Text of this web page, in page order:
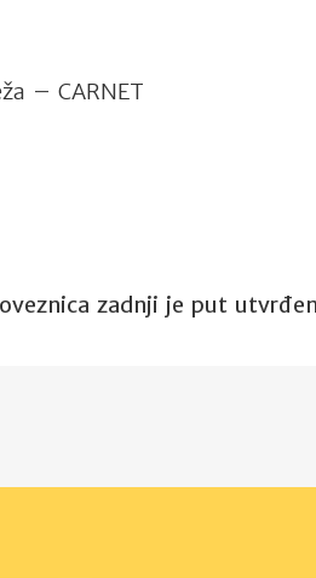
– CARNET
zadnji je put